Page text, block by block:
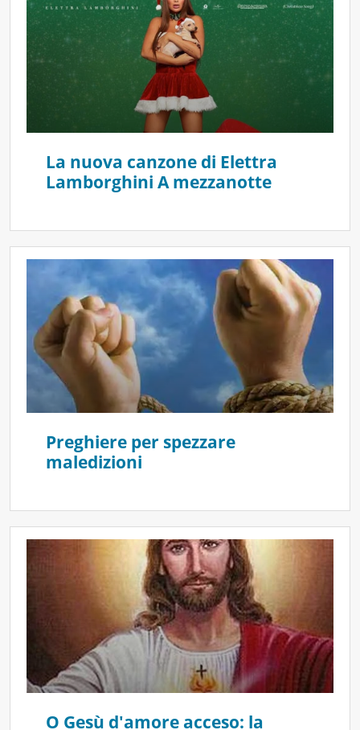
La nuova canzone di Elettra
Lamborghini A mezzanotte
Preghiere per spezzare
maledizioni
O Gesù d'amore acceso: la